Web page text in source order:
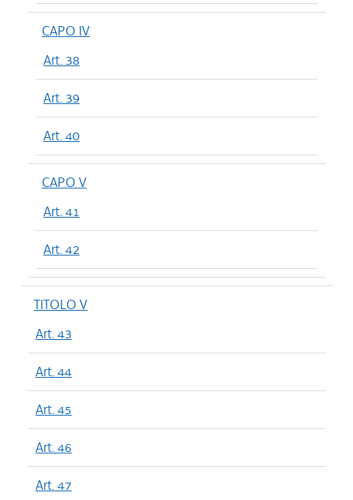
CAPO IV
Art. 38
Art. 39
Art. 40
CAPO V
Art. 41
Art. 42
TITOLO V
Art. 43
Art. 44
Art. 45
Art. 46
Art. 47